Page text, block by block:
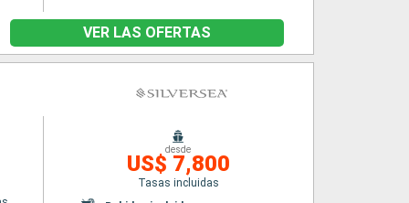
VER LAS OFERTAS
desde
US$ 7,800
Tasas incluidas